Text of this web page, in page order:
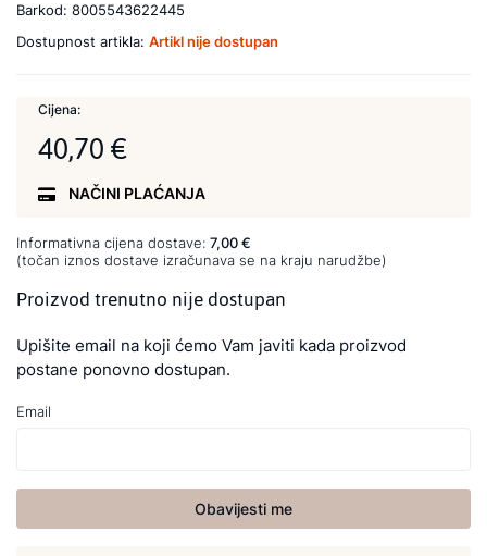
Barkod: 8005543622445
Dostupnost artikla: Artikl nije dostupan
Cijena:
40,70 €
NAČINI PLAĆANJA
Informativna cijena dostave: 7,00 €
(točan iznos dostave izračunava se na kraju narudžbe)
Proizvod trenutno nije dostupan
Upišite email na koji ćemo Vam javiti kada proizvod
postane ponovno dostupan.
Email
Obavijesti me